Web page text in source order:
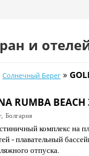
и
Солнечный Берег »
RUMBA
Болгария
комплекс на
- плавательный
отпуска.